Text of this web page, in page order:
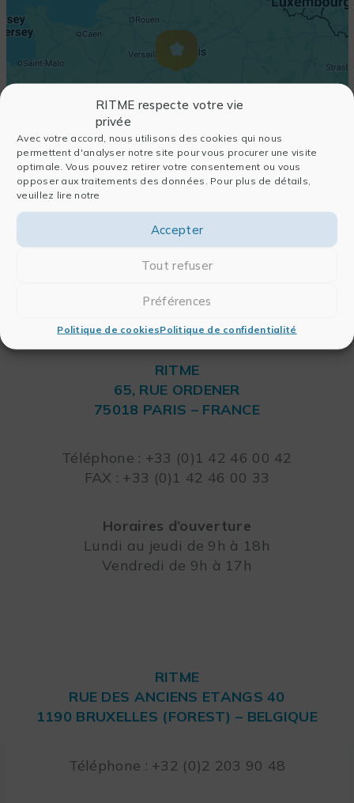
RITME respecte votre vie
privée
Avec votre accord, nous utilisons des cookies qui nous
permettent d'analyser notre site pour vous procurer une visite
optimale. Vous pouvez retirer votre consentement ou vous
opposer aux traitements des données. Pour plus de détails,
veuillez lire notre
Accepter
Tout refuser
Préférences
Politique de cookiesPolitique de confidentialité
RITME
65, RUE ORDENER
75018 PARIS – FRANCE
Téléphone : +33 (0)1 42 46 00 42
FAX : +33 (0)1 42 46 00 33
Horaires d’ouverture
Lundi au jeudi de 9h à 18h
Vendredi de 9h à 17h
RITME
RUE DES ANCIENS ETANGS 40
1190 BRUXELLES (FOREST) – BELGIQUE
Téléphone : +32 (0)2 203 90 48